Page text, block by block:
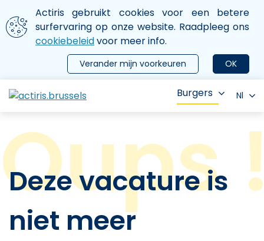
Aller au contenu principal
We gebruiken cookies
Actiris gebruikt cookies voor een betere
surfervaring op onze website. Raadpleeg ons
cookiebeleidvoor meer info.
OK
Verander mijn voorkeuren
le menu
Burgers Nl
Deze vacature is
niet meer